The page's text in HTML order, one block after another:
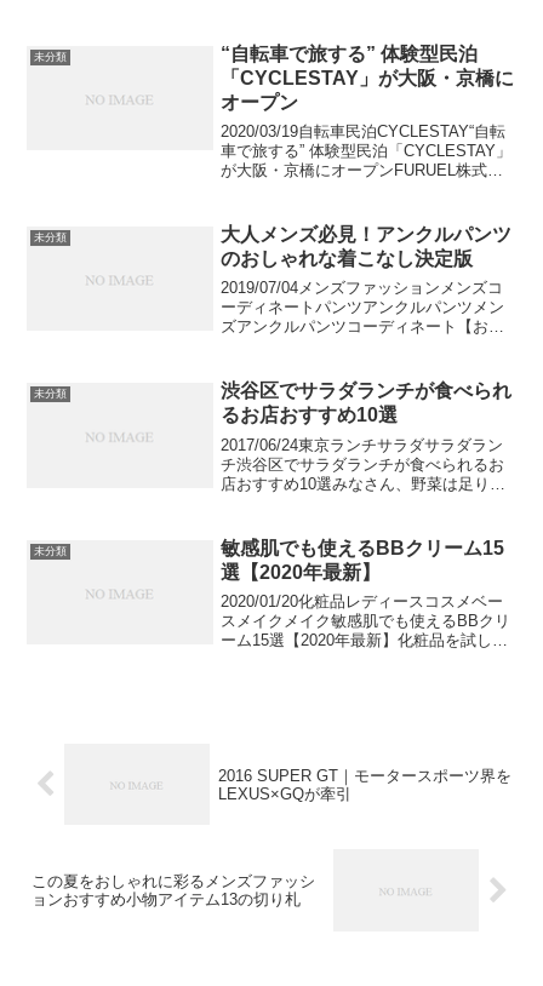
ピングセンター、パンジョ内の泉北タカ
シマヤ。今回...
未分類
“自転車で旅する” 体験型民泊
「CYCLESTAY」が大阪・京橋に
オープン
2020/03/19自転車民泊CYCLESTAY“自転
車で旅する” 体験型民泊「CYCLESTAY」
が大阪・京橋にオープンFURUEL株式会
橋駅周辺にオ...
未分類
大人メンズ必見！アンクルパンツ
のおしゃれな着こなし決定版
2019/07/04メンズファッションメンズコ
ーディネートパンツアンクルパンツメン
ズアンクルパンツコーディネート【おし
クロップドパンツとの違いから、季節に
合わせたポイン...
未分類
渋谷区でサラダランチが食べられ
るお店おすすめ10選
2017/06/24東京ランチサラダサラダラン
チ渋谷区でサラダランチが食べられるお
店おすすめ10選みなさん、野菜は足りて
やコンビニ飯で済ましがちかと思いま
す。今回は、そ...
未分類
敏感肌でも使えるBBクリーム15
選【2020年最新】
2020/01/20化粧品レディースコスメベー
スメイクメイク敏感肌でも使えるBBクリ
ーム15選【2020年最新】化粧品を試した
2016 SUPER GT｜モータースポーツ界を
LEXUS×GQが牽引
この夏をおしゃれに彩るメンズファッシ
ョンおすすめ小物アイテム13の切り札